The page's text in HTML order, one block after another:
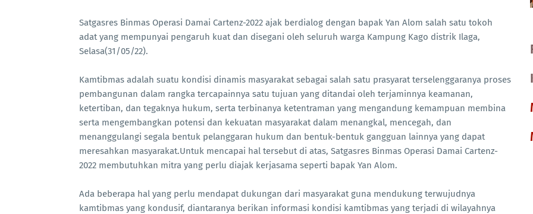
Satgasres Binmas Operasi Damai Cartenz-2022 ajak berdialog dengan bapak Yan Alom salah satu tokoh
adat yang mempunyai pengaruh kuat dan disegani oleh seluruh warga Kampung Kago distrik Ilaga,
Selasa(31/05/22).
Kamtibmas adalah suatu kondisi dinamis masyarakat sebagai salah satu prasyarat terselenggaranya proses
pembangunan dalam rangka tercapainnya satu tujuan yang ditandai oleh terjaminnya keamanan,
ketertiban, dan tegaknya hukum, serta terbinanya ketentraman yang mengandung kemampuan membina
serta mengembangkan potensi dan kekuatan masyarakat dalam menangkal, mencegah, dan
menanggulangi segala bentuk pelanggaran hukum dan bentuk-bentuk gangguan lainnya yang dapat
meresahkan masyarakat.Untuk mencapai hal tersebut di atas, Satgasres Binmas Operasi Damai Cartenz-
2022 membutuhkan mitra yang perlu diajak kerjasama seperti bapak Yan Alom.
Ada beberapa hal yang perlu mendapat dukungan dari masyarakat guna mendukung terwujudnya
kamtibmas yang kondusif, diantaranya berikan informasi kondisi kamtibmas yang terjadi di wilayahnya